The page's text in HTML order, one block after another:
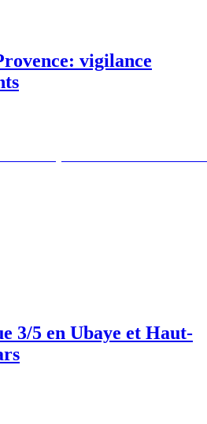
vigilance
3/5 en Ubaye et Haut-